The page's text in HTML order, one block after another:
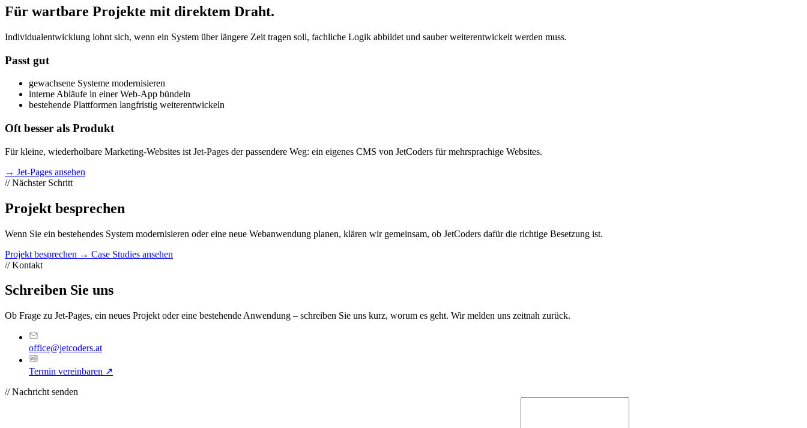
Für wartbare Projekte mit direktem Draht.
Individualentwicklung lohnt sich, wenn ein System über längere Zeit tragen soll, fachliche Logik abbildet und sauber weiterentwickelt werden muss.
Passt gut
gewachsene Systeme modernisieren
interne Abläufe in einer Web-App bündeln
bestehende Plattformen langfristig weiterentwickeln
Oft besser als Produkt
Für kleine, wiederholbare Marketing-Websites ist Jet-Pages der passendere Weg: ein eigenes CMS von JetCoders für mehrsprachige Websites.
→ Jet-Pages ansehen
//Nächster Schritt
Projekt besprechen
Wenn Sie ein bestehendes System modernisieren oder eine neue Webanwendung planen, klären wir gemeinsam, ob JetCoders dafür die richtige Besetzung ist.
Projekt besprechen → Case Studies ansehen
//Kontakt
Schreiben Sie uns
Ob Frage zu Jet-Pages, ein neues Projekt oder eine bestehende Anwendung – schreiben Sie uns kurz, worum es geht. Wir melden uns zeitnah zurück.
office@jetcoders.at
Termin vereinbaren ↗
//Nachricht senden